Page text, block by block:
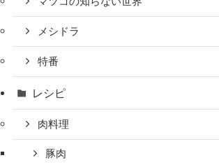
メシドラ
特番
レシピ
肉料理
豚肉